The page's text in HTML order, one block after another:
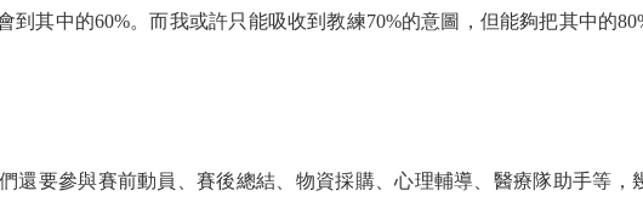
到其中的60%。而我或許只能吸收到教練70%的意圖，但能夠把其中的
要參與賽前動員、賽後總結、物資採購、心理輔導、醫療隊助手等，